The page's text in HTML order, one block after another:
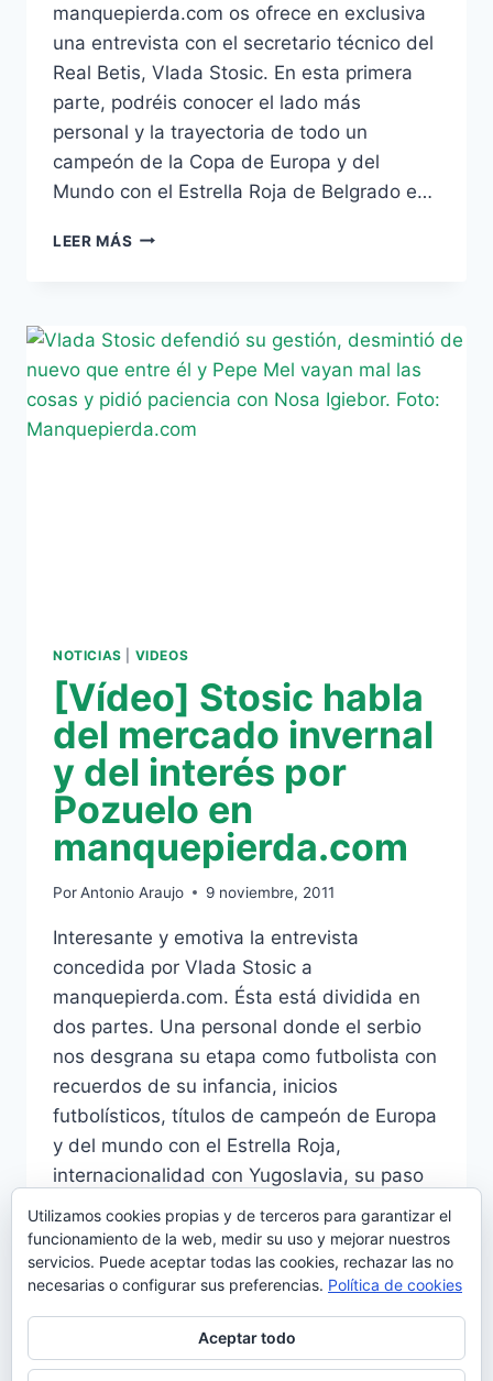
manquepierda.com os ofrece en exclusiva
una entrevista con el secretario técnico del
Real Betis, Vlada Stosic. En esta primera
parte, podréis conocer el lado más
personal y la trayectoria de todo un
campeón de la Copa de Europa y del
Mundo con el Estrella Roja de Belgrado e…
LEER MÁS ENTREVISTA
EL
LADO
PERSONAL
DE
NOTICIAS VIDEOS
[Vídeo] Stosic habla
del mercado invernal
y del interés por
Pozuelo en
manquepierda.com
PorAntonio Araujo 9 noviembre, 2011
Interesante y emotiva la entrevista
concedida por Vlada Stosic a
manquepierda.com. Ésta está dividida en
dos partes. Una personal donde el serbio
nos desgrana su etapa como futbolista con
recuerdos de su infancia, inicios
futbolísticos, títulos de campeón de Europa
y del mundo con el Estrella Roja,
internacionalidad con Yugoslavia, su paso
por la Liga…
LEER MÁS [VÍDEO]
STOSIC
HABLA
DEL
MERCADO
INVERNAL
Utilizamos cookies propias y de terceros para garantizar el
funcionamiento de la web, medir su uso y mejorar nuestros
servicios. Puede aceptar todas las cookies, rechazar las no
necesarias o configurar sus preferencias. Política de cookies
Aceptar todo